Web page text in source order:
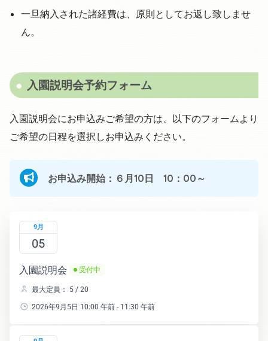
一旦納入された諸経費は、原則としてお返し致しませ
ん。
入園説明会予約フォーム
入園説明会にお申込みご希望の方は、以下のフォームより
ご希望の日程を選択しお申込みください。
お申込み開始：６月10日 10：00～
9月
05
入園説明会 受付中
最大定員： 5 / 20
2026年9月5日 10:00 午前 - 11:30 午前